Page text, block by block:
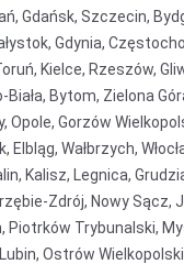
Gdańsk, Szczecin,
Gdynia,
Kielce, Rzeszów,
Bytom, Zielona
Opole, Gorzów
Elbląg, Wałbrzych,
Kalisz, Legnica,
Zdrój, Nowy Sącz,
Piotrków Trybunalski,
Lubin, Ostrów